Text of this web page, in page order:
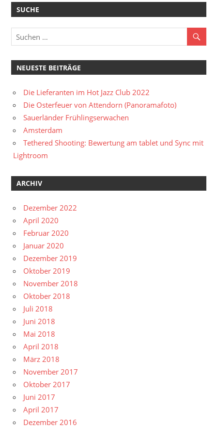
SUCHE
NEUESTE BEITRÄGE
Die Lieferanten im Hot Jazz Club 2022
Die Osterfeuer von Attendorn (Panoramafoto)
Sauerländer Frühlingserwachen
Amsterdam
Tethered Shooting: Bewertung am tablet und Sync mit
Lightroom
ARCHIV
Dezember 2022
April 2020
Februar 2020
Januar 2020
Dezember 2019
Oktober 2019
November 2018
Oktober 2018
Juli 2018
Juni 2018
Mai 2018
April 2018
März 2018
November 2017
Oktober 2017
Juni 2017
April 2017
Dezember 2016